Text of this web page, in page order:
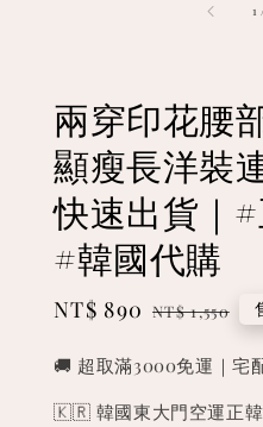
1
兩穿印花腰
顯瘦長洋裝
快速出貨｜
#韓國代購
Sale
NT$ 890 Regular
NT$ 1,550
🚚 超取滿3000免運｜宅
🇰🇷 韓國東大門空運正